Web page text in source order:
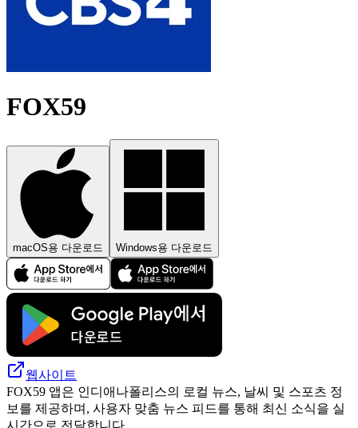
FOX59
macOS용 다운로드 Windows용 다운로드
웹사이트
FOX59 앱은 인디애나폴리스의 로컬 뉴스, 날씨 및 스포츠 정
보를 제공하며, 사용자 맞춤 뉴스 피드를 통해 최신 소식을 실
시간으로 전달합니다.